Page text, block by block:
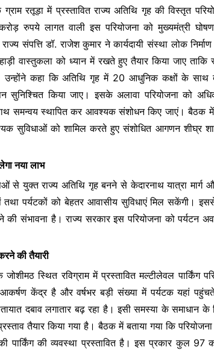
रतूड़ा में प्रस्तावित राज्य अतिथि गृह की विस्तृत
रुपये लागत वाली इस परियोजना को मुख्यमंत्री
संपत्ति डॉ. राजेश कुमार ने कार्यदायी संस्था लोक
वास्तुकला को ध्यान में रखते हुए तैयार किया जाए
उन्होंने कहा कि अतिथि गृह में 20 आधुनिक कक्षों के
सुनिश्चित किया जाए। इसके अलावा परियोजना को
समन्वय स्थापित कर आवश्यक संशोधन किए जाएं। बैठक में
सुविधाओं को शामिल करते हुए संशोधित आगणन शीघ्र
नया लाभ
से युक्त राज्य अतिथि गृह बनने से केदारनाथ यात्रा
तथा पर्यटकों को बेहतर आवासीय सुविधाएं मिल सकेंगी।
की संभावना है। राज्य सरकार इस परियोजना को पर्यटन
की तैयारी
स्थित रविग्राम में प्रस्तावित मल्टीलेवल पार्किंग
केंद्र है और वर्षभर बड़ी संख्या में पर्यटक यहां
दबाव लगातार बढ़ रहा है। इसी समस्या के
प्रस्ताव तैयार किया गया है। बैठक में बताया गया कि
पार्किंग की व्यवस्था प्रस्तावित है। इस प्रकार कुल 97